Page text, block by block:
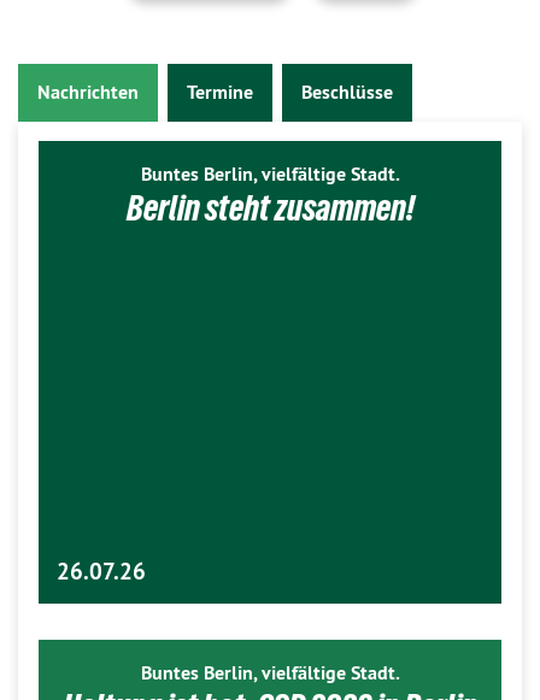
Nachrichten Termine Beschlüsse
Buntes Berlin, vielfältige Stadt.
Berlin steht zusammen!
26.07.26
Buntes Berlin, vielfältige Stadt.